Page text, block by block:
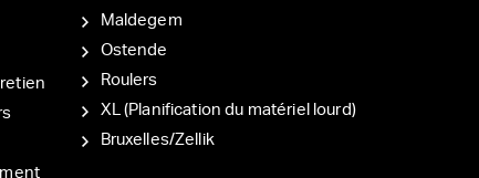
Maldegem
Ostende
Roulers
XL (Planification du matériel lourd)
Bruxelles/Zellik